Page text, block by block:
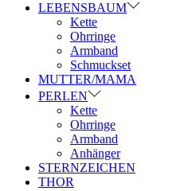
LEBENSBAUM
Kette
Ohrringe
Armband
Schmuckset
MUTTER/MAMA
PERLEN
Kette
Ohrringe
Armband
Anhänger
STERNZEICHEN
THOR